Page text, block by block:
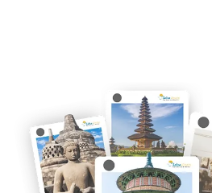
Forward Collision
kenyamanan saat sewa
atau tamu VIP.
Pajero yang